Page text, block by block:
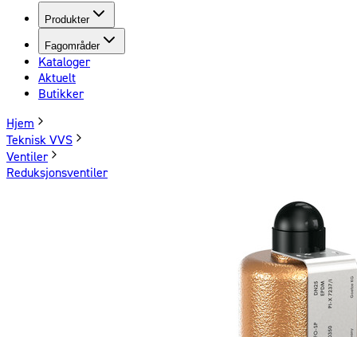
Produkter
Fagområder
Kataloger
Aktuelt
Butikker
Hjem
Teknisk VVS
Ventiler
Reduksjonsventiler